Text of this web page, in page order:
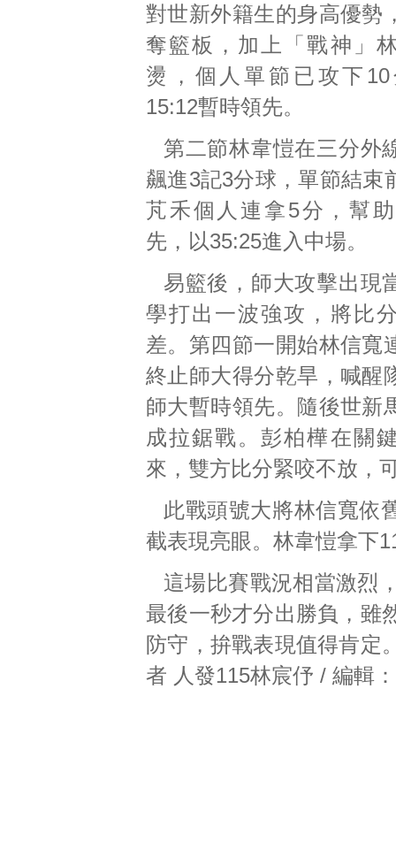
對世新外籍生的身高優勢
奪籃板，加上「戰神」
燙，個人單節已攻下
15:12暫時領先。
第二節林韋愷在三分外
飆進3記3分球，單節結束
芃禾個人連拿5分，幫
先，以35:25進入中場。
易籃後，師大攻擊出現
學打出一波強攻，將比
差。第四節一開始林信寬
終止師大得分乾旱，喊醒
師大暫時領先。隨後世新
成拉鋸戰。彭柏樺在關
來，雙方比分緊咬不放，
此戰頭號大將林信寬依
截表現亮眼。林韋愷拿下
這場比賽戰況相當激烈
最後一秒才分出勝負，雖
防守，拚戰表現值得肯定
者 人發115林宸伃 / 編輯